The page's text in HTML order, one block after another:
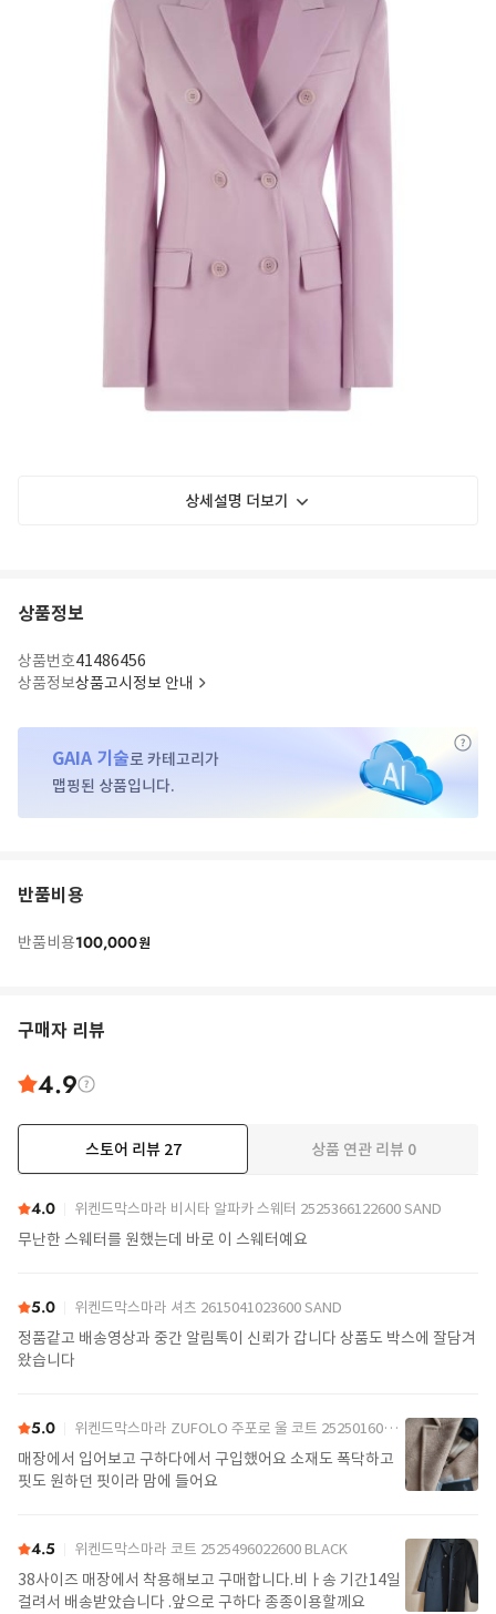
상세설명 더보기
상품정보
상품번호41486456
상품정보상품고시정보 안내
GAIA 기술로 카테고리가
맵핑된 상품입니다.
반품비용
반품비용100,000원
구매자 리뷰
4.9
스토어 리뷰 27 상품 연관 리뷰 0
4.0 위켄드막스마라 비시타 알파카 스웨터 2525366122600 SAND
무난한 스웨터를 원했는데 바로 이 스웨터예요
5.0 위켄드막스마라 셔츠 2615041023600 SAND
정품같고 배송영상과 중간 알림톡이 신뢰가 갑니다 상품도 박스에 잘담겨
왔습니다
5.0 위켄드막스마라 ZUFOLO 주포로 울 코트 2525016092600 CAMEL
매장에서 입어보고 구하다에서 구입했어요 소재도 폭닥하고
핏도 원하던 핏이라 맘에 들어요
4.5 위켄드막스마라 코트 2525496022600 BLACK
38사이즈 매장에서 착용해보고 구매합니다.비ㅏ송 기간14일
걸려서 배송받았습니다 .앞으로 구하다 종종이용할께요